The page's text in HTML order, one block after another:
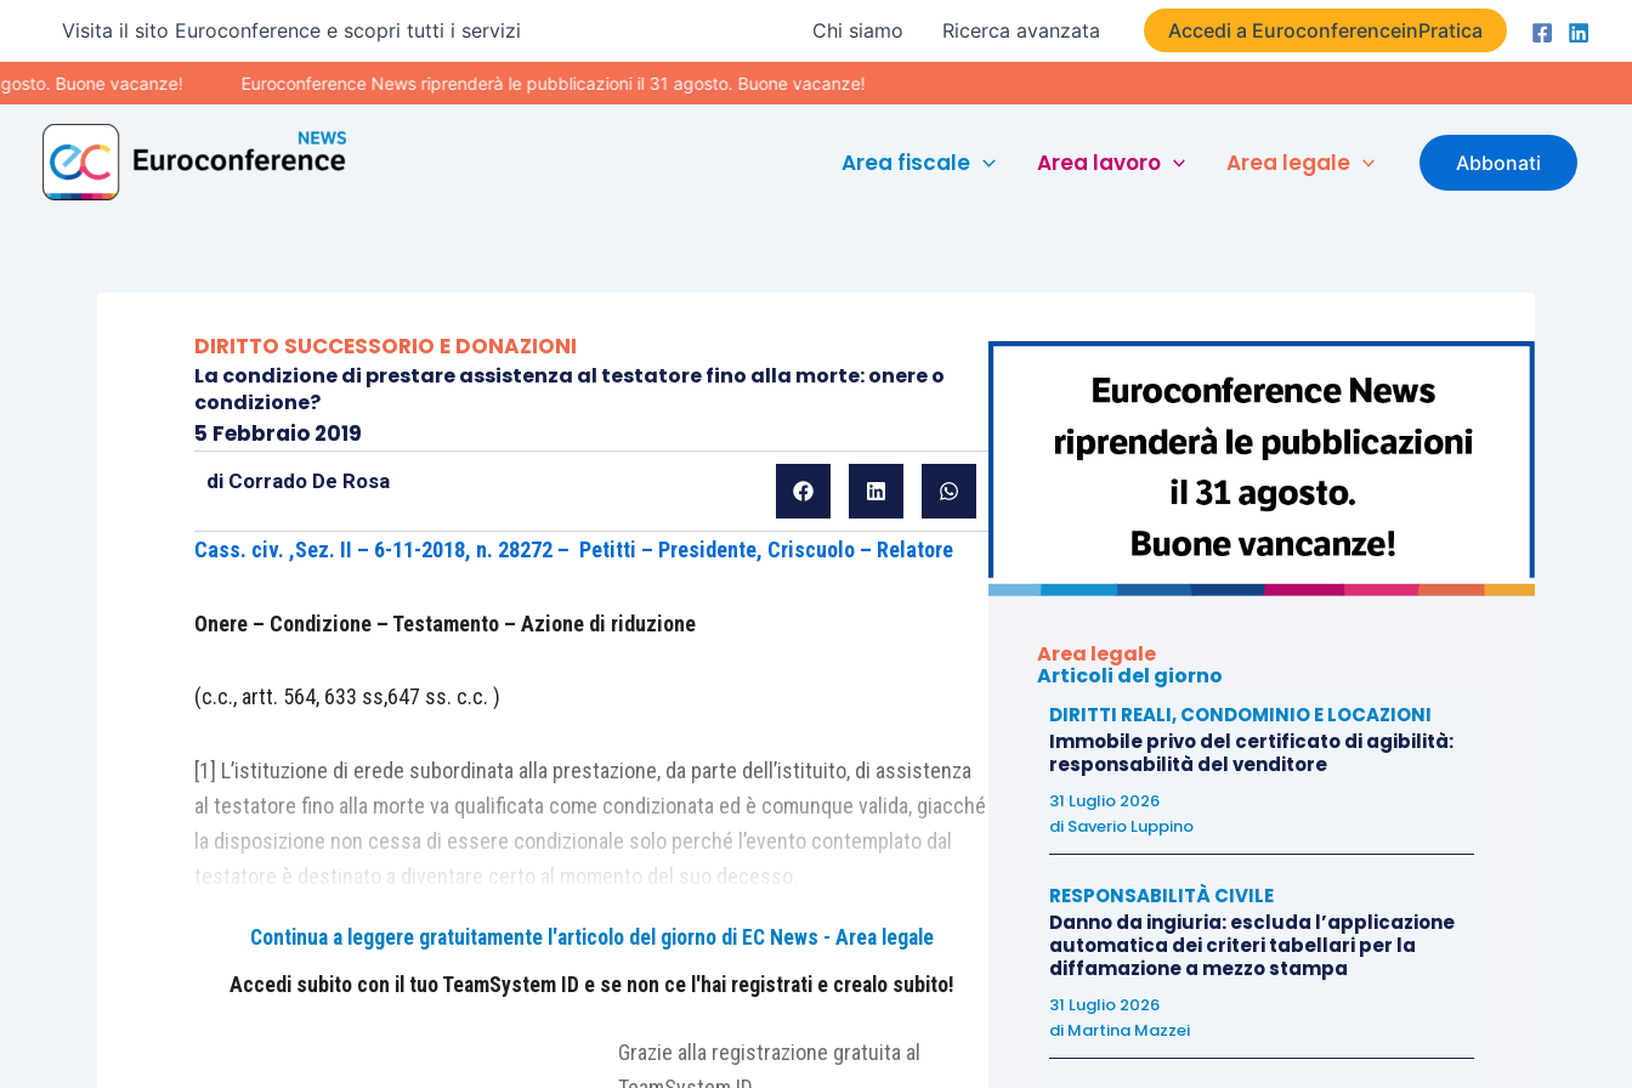
contenuto
Visita il sito Euroconference e scopri tutti i servizi Chi siamo Ricerca avanzata Accedi a EuroconferenceinPratica
Buone vacanze! Euroconference News riprenderà le pubblicazioni il 31 agosto. Buone vacanze!
Area fiscale Area lavoro Area legale Abbonati
DIRITTO SUCCESSORIO E DONAZIONI
La condizione di prestare assistenza al testatore fino alla morte: onere o
condizione?
5 Febbraio 2019
di Corrado De Rosa
Cass. civ. ,Sez. II – 6-11-2018, n. 28272 – Petitti – Presidente, Criscuolo – Relatore
Onere – Condizione – Testamento – Azione di riduzione
(c.c., artt. 564, 633 ss,647 ss. c.c. )
[1] L’istituzione di erede subordinata alla prestazione, da parte dell’istituito, di assistenza
al testatore fino alla morte va qualificata come condizionata ed è comunque valida, giacché
la disposizione non cessa di essere condizionale solo perché l’evento contemplato dal
testatore è destinato a diventare certo al momento del suo decesso.
(Nella specie, la S.C., nel negare che, in caso di istituzione condizionata di erede, potesse
tenersi conto, ai fini dell’azione di riduzione, del valore della prestazione di assistenza
modale, considerato che, producendo l’onere i propri effetti obbligatori esclusivamente a
Continua a leggere gratuitamente l'articolo del giorno di EC News - Area legale
Accedi subito con il tuo TeamSystem ID e se non ce l'hai registrati e crealo subito!
Grazie alla registrazione gratuita al
Area legale
Articoli del giorno
DIRITTI REALI, CONDOMINIO E LOCAZIONI
Immobile privo del certificato di agibilità:
responsabilità del venditore
31 Luglio 2026
di Saverio Luppino
RESPONSABILITÀ CIVILE
Danno da ingiuria: escluda l’applicazione
automatica dei criteri tabellari per la
diffamazione a mezzo stampa
31 Luglio 2026
di Martina Mazzei